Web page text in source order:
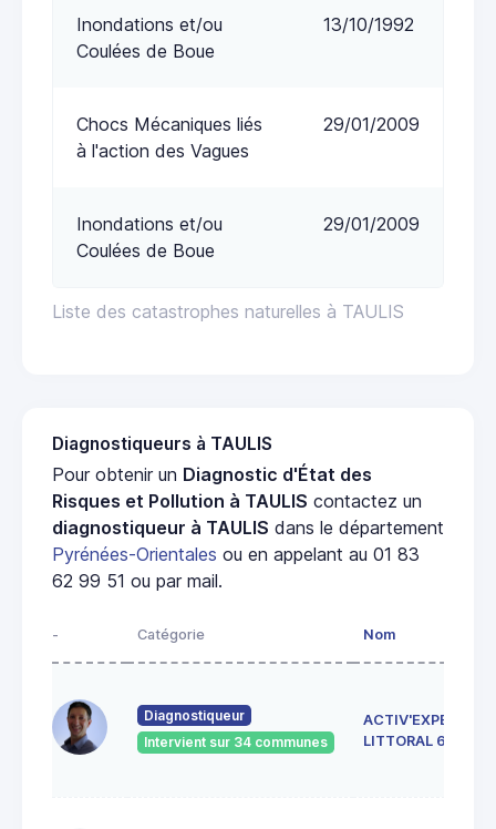
Liste des catastrophes naturelles à TAULIS
Inondations et/ou
Coulées de Boue
13/10/1992
Chocs Mécaniques liés
à l'action des Vagues
29/01/2009
Inondations et/ou
Coulées de Boue
29/01/2009
Diagnostiqueurs à TAULIS
Pour obtenir un Diagnostic d'État des
Risques et Pollution à TAULIS contactez un
diagnostiqueur à TAULIS dans le département
Pyrénées-Orientales ou en appelant au 01 83
62 99 51 ou par mail.
- Catégorie Nom
Diagnostiqueur
Intervient sur 34 communes
ACTIV'EXPERTISE
LITTORAL 66